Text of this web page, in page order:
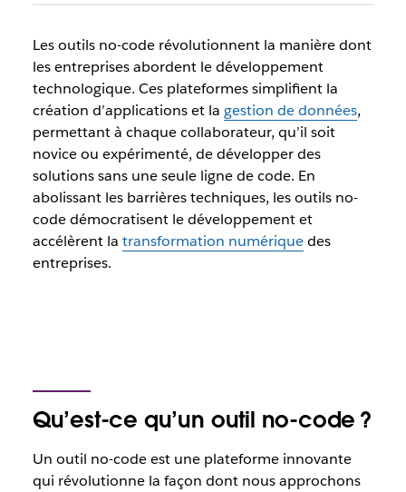
choisir ?
Un outil no-code permet de développer des applications
rapidement sans compétences en codage, idéal pour
l'automatisation et la gestion de projet.
Par l’équipe Slack
11 juillet 2024
Les outils no-code révolutionnent la manière dont
les entreprises abordent le développement
technologique. Ces plateformes simplifient la
création d’applications et la gestion de données,
permettant à chaque collaborateur, qu’il soit
novice ou expérimenté, de développer des
solutions sans une seule ligne de code. En
abolissant les barrières techniques, les outils no-
code démocratisent le développement et
accélèrent la transformation numériquedes
entreprises.
Qu’est-ce qu’un outil no-code ?
Un outil no-code est une plateforme innovante
qui révolutionne la façon dont nous approchons